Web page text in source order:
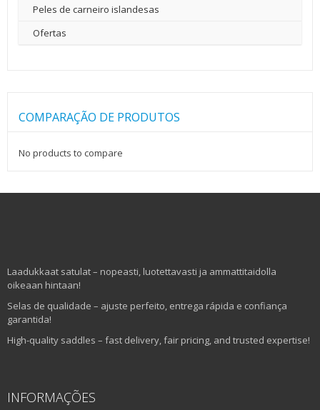
Peles de carneiro islandesas
Ofertas
COMPARAÇÃO DE PRODUTOS
No products to compare
Laadukkaat satulat – nopeasti, luotettavasti ja ammattitaidolla
oikeaan hintaan!
Selas de qualidade – ajuste perfeito, entrega rápida e confiança
garantida!
High-quality saddles – fast delivery, fair pricing, and trusted expertise!
INFORMAÇÕES